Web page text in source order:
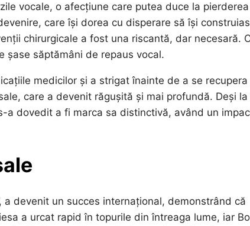
vocale, o afecțiune care putea duce la
care își dorea cu disperare să își
chirurgicale a fost una riscantă, dar necesară.
șase săptămâni de repaus vocal.
medicilor și a strigat înainte de a se
care a devenit răgușită și mai profundă. Deși
dovedit a fi marca sa distinctivă, având un
a devenit un succes internațional, demonstrând că
a urcat rapid în topurile din întreaga lume, iar